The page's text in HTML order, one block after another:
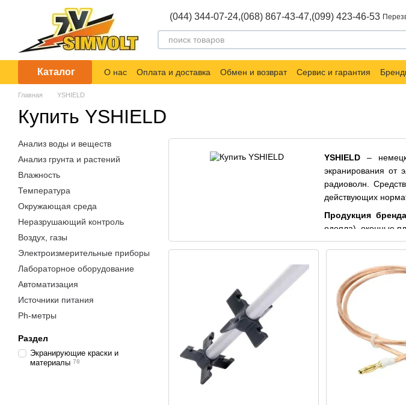
Перейти к основному контенту
(044) 344-07-24,(068) 867-43-47,(099) 423-46-53
Каталог О нас Оплата и доставка Обмен и возврат Сервис и гарантия
Главная YSHIELD
Купить YSHIELD
YSHIELD–
экранирования от
радиоволн.
действующих
Продукция
одеяла), оконные
Анализ воды и веществ
Анализ грунта и растений
Влажность
Температура
Окружающая среда
Неразрушающий контроль
Воздух, газы
Электроизмерительные приборы
Лабораторное оборудование
Автоматизация
Источники питания
Ph-метры
Раздел
Экранирующие краски и
материалы 78